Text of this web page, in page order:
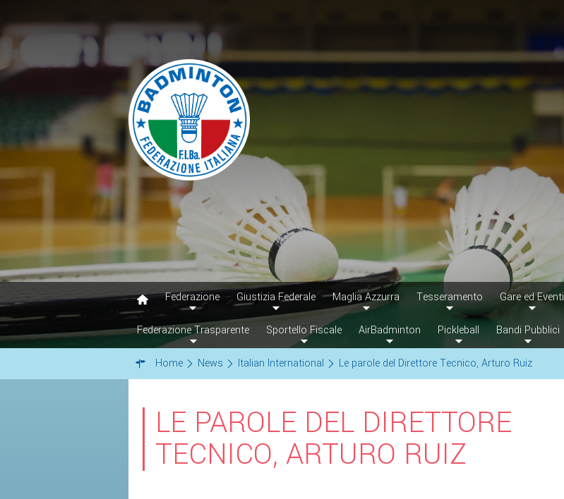
Federazione Giustizia Federale Maglia Azzurra Tesseramento Gare ed Eventi
Federazione Trasparente Sportello Fiscale AirBadminton Pickleball Bandi Pubblici
Home News Italian International Le parole del Direttore Tecnico, Arturo Ruiz
LE PAROLE DEL DIRETTORE
TECNICO, ARTURO RUIZ